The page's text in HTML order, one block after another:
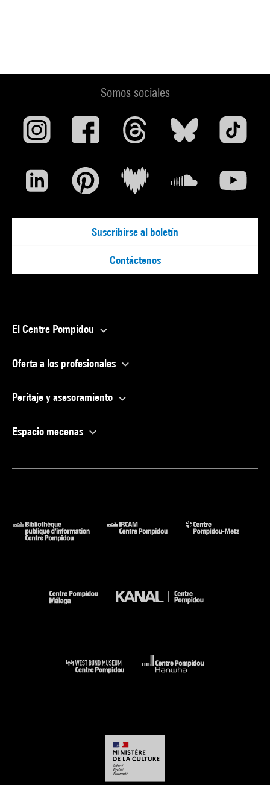
Somos sociales
Suscribirse al boletín
Contáctenos
El Centre Pompidou
Oferta a los profesionales
Peritaje y asesoramiento
Espacio mecenas